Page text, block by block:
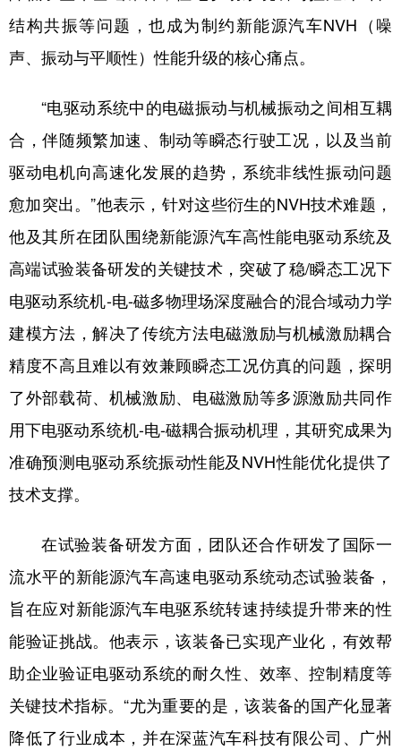
结构共振等问题，也成为制约新能源汽车NVH（噪
声、振动与平顺性）性能升级的核心痛点。
“电驱动系统中的电磁振动与机械振动之间相互耦
合，伴随频繁加速、制动等瞬态行驶工况，以及当前
驱动电机向高速化发展的趋势，系统非线性振动问题
愈加突出。”他表示，针对这些衍生的NVH技术难题，
他及其所在团队围绕新能源汽车高性能电驱动系统及
高端试验装备研发的关键技术，突破了稳/瞬态工况下
电驱动系统机-电-磁多物理场深度融合的混合域动力学
建模方法，解决了传统方法电磁激励与机械激励耦合
精度不高且难以有效兼顾瞬态工况仿真的问题，探明
了外部载荷、机械激励、电磁激励等多源激励共同作
用下电驱动系统机-电-磁耦合振动机理，其研究成果为
准确预测电驱动系统振动性能及NVH性能优化提供了
技术支撑。
在试验装备研发方面，团队还合作研发了国际一
流水平的新能源汽车高速电驱动系统动态试验装备，
旨在应对新能源汽车电驱系统转速持续提升带来的性
能验证挑战。他表示，该装备已实现产业化，有效帮
助企业验证电驱动系统的耐久性、效率、控制精度等
关键技术指标。“尤为重要的是，该装备的国产化显著
降低了行业成本，并在深蓝汽车科技有限公司、广州